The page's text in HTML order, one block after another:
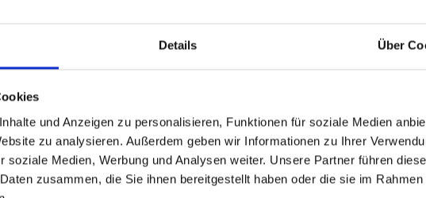
Details Über
und Anzeigen zu personalisieren, Funktionen für soziale Medien
zu analysieren. Außerdem geben wir Informationen zu Ihrer
soziale Medien, Werbung und Analysen weiter. Unsere Partner führen
zusammen, die Sie ihnen bereitgestellt haben oder die sie im
Paketband braun PP
Rll. (Acrylatkleber,
Sofort lieferbar.
Klebeband, Paketband
66m x 50mm Rll. 'Vorsicht Glas'
Auf Lager. Sofort lieferbar.